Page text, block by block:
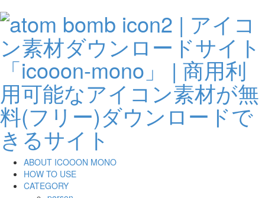
ABOUT ICOOON MONO
HOW TO USE
CATEGORY